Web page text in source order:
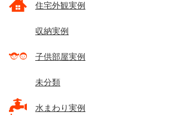
住宅外観実例
収納実例
子供部屋実例
未分類
水まわり実例